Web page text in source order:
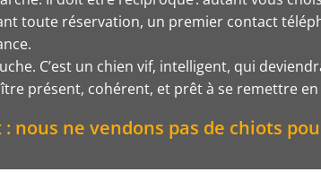
toute réservation, un premier contact
C’est un chien vif, intelligent, qui
présent, cohérent, et prêt à se remettre
nous ne vendons pas de chiots